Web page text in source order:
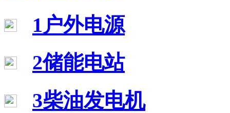
1户外电源
2储能电站
3柴油发电机